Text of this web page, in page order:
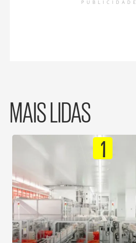
PUBLICIDADE
MAIS LIDAS
1